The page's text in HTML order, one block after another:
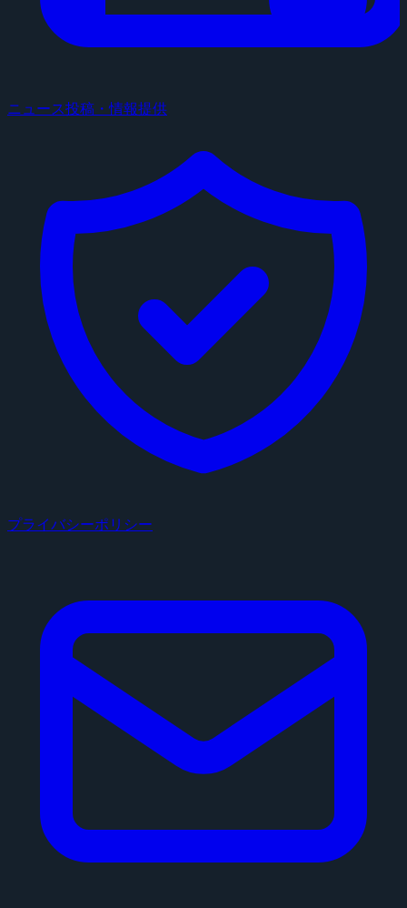
ニュース投稿・情報提供
プライバシーポリシー